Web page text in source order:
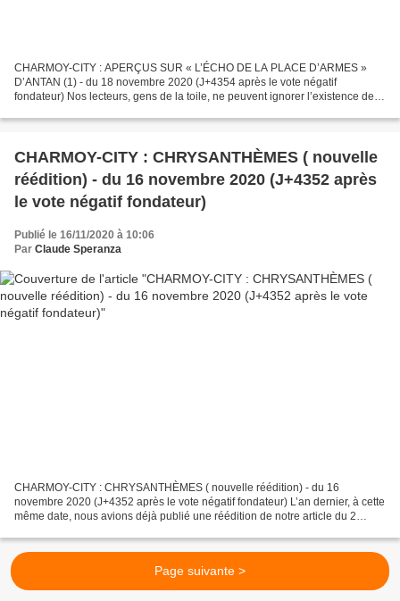
CHARMOY-CITY : APERÇUS SUR « L’ÉCHO DE LA PLACE D’ARMES »
D’ANTAN (1) - du 18 novembre 2020 (J+4354 après le vote négatif
fondateur) Nos lecteurs, gens de la toile, ne peuvent ignorer l’existence de la
CHARMOY-CITY : CHRYSANTHÈMES ( nouvelle
réédition) - du 16 novembre 2020 (J+4352 après
le vote négatif fondateur)
Publié le 16/11/2020 à 10:06
Par Claude Speranza
CHARMOY-CITY : CHRYSANTHÈMES ( nouvelle réédition) - du 16
novembre 2020 (J+4352 après le vote négatif fondateur) L’an dernier, à cette
même date, nous avions déjà publié une réédition de notre article du 2
Page suivante >